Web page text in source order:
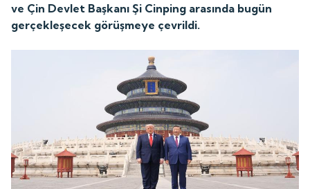
ve Çin Devlet Başkanı Şi Cinping arasında bugün
gerçekleşecek görüşmeye çevrildi.